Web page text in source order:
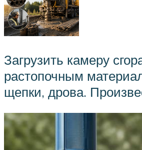
Загрузить камеру
растопочным
щепки, дрова.